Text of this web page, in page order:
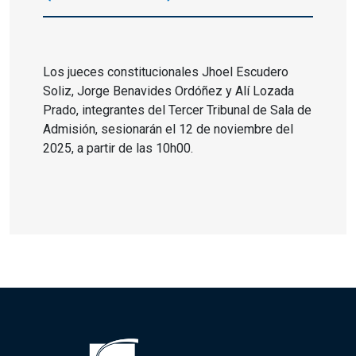
Los jueces constitucionales Jhoel Escudero
Soliz, Jorge Benavides Ordóñez y Alí Lozada
Prado, integrantes del Tercer Tribunal de Sala de
Admisión, sesionarán el 12 de noviembre del
2025, a partir de las 10h00.